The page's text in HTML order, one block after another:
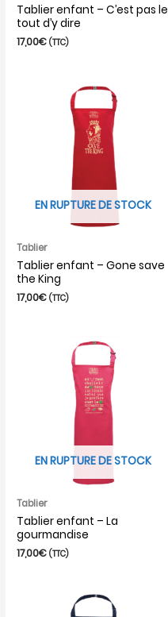
Tablier enfant – C’est pas le
tout d’y dire
17,00€ (TTC)
EN RUPTURE DE STOCK
Tablier
Tablier enfant – Gone save
the King
17,00€ (TTC)
EN RUPTURE DE STOCK
Tablier
Tablier enfant – La
gourmandise
17,00€ (TTC)